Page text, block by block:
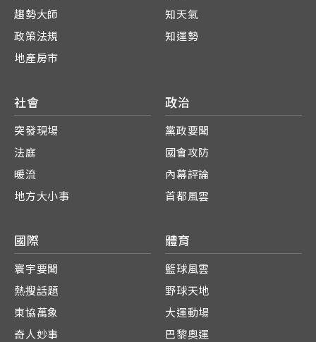
趨勢大師
政策法規
地產房市
知天氣
知運勢
社會
突發現場
法庭
暖流
地方大小事
政治
黨政要聞
國會攻防
內幕評論
首都風雲
國際
寰宇要聞
熱搜話題
東協萬象
奇人妙事
體育
籃球風雲
野球天地
大運動場
巴黎奧運